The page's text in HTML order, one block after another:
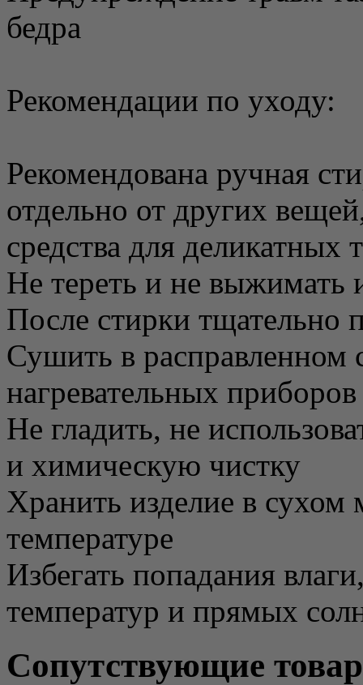
бедра
Рекомендации по уходу:
Рекомендована ручная
отдельно от других
средства для деликатных
Не тереть и не выжимать
После стирки тщательно
Сушить в расправленном
нагревательных
Не гладить, не
и химическую чистку
Хранить изделие в сухом
температуре
Избегать попадания
температур и прямых
Сопутствующие